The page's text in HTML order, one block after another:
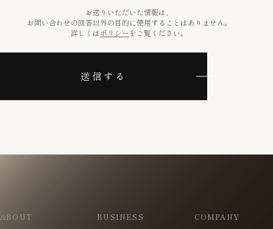
お送りいただいた情報は、
お問い合わせの回答以外の目的に使用することはありません。
詳しくはポリシーをご覧ください。
ABOUT BUSINESS COMPANY